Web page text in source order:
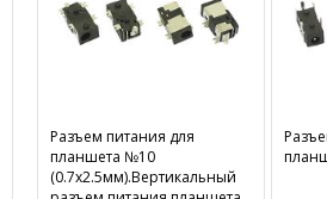
Разъем питания для
планшета №10
(0.7х2.5мм).Вертикальный